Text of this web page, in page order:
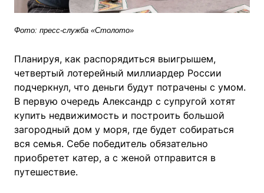
Фото: пресс-служба «Столото»
Планируя, как распорядиться выигрышем,
четвертый лотерейный миллиардер России
подчеркнул, что деньги будут потрачены с умом.
В первую очередь Александр с супругой хотят
купить недвижимость и построить большой
загородный дом у моря, где будет собираться
вся семья. Себе победитель обязательно
приобретет катер, а с женой отправится в
путешествие.